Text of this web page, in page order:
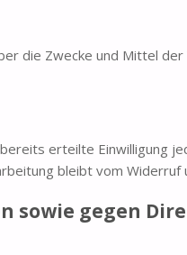
die Zwecke und Mittel
erteilte Einwilligung
bleibt vom Widerruf
sowie gegen